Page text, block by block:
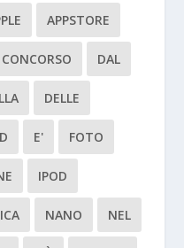
APPSTORE
CONCORSO DAL
DELLE
E' FOTO
IPOD
NANO NEL